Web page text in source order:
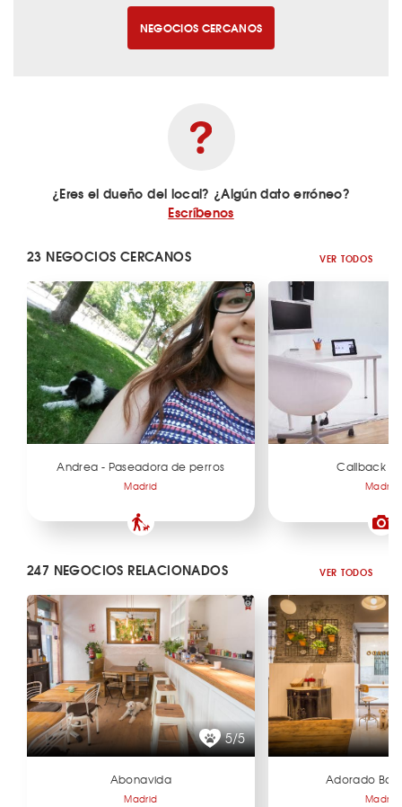
NEGOCIOS CERCANOS
¿Eres el dueño del local? ¿Algún dato erróneo?
Escríbenos
23 NEGOCIOS CERCANOS VER TODOS
Andrea - Paseadora de perros
Madrid
Callback
Madrid
247 NEGOCIOS RELACIONADOS VER TODOS
5/5
Abonavida
Madrid
Adorado Bar
Madrid